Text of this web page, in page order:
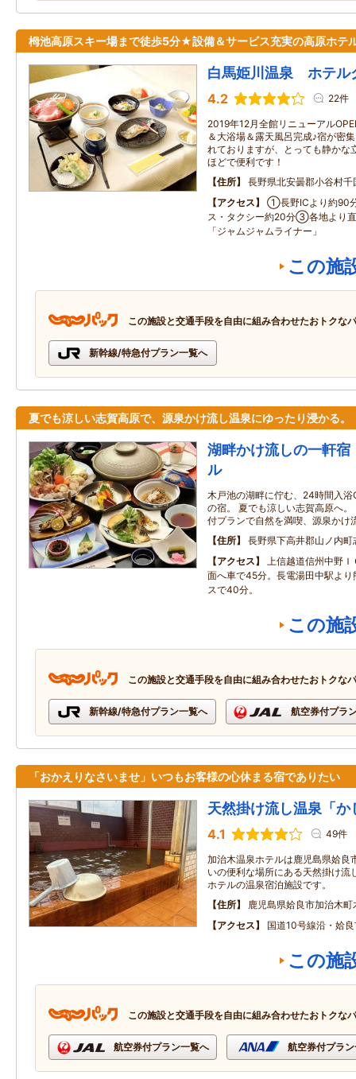
栂池高原スキー場まで徒歩5分★設備＆サービス充実の高原ホテ
白馬姫川温泉 ホテル
4.2 22件
2019年12月全館リニューアル
＆大浴場＆露天風呂完成♪宿が密
れておりますが、とっても静かな
ほどで便利です！
住所
長野県北安曇郡小谷村
アクセス
①長野ICより約90
ス・タクシー約20分③各地より
「ジャムジャムライナー」
この施
この施設と交通手段を自由に組み合わせたおトクな
新幹線/特急付プラン一覧へ
夏でも涼しい志賀高原で、源泉かけ流し温泉にゆったり浸かる。
湖畔かけ流しの一軒
ル
木戸池の湖畔に佇む、24時間入
の宿。 夏でも涼しい志賀高原へ
付プランで自然を満喫、源泉かけ
住所
長野県下高井郡山ノ内
アクセス
上信越道信州中野
面へ車で45分。長電湯田中駅より
スで40分。
この施
この施設と交通手段を自由に組み合わせたおトクな
新幹線/特急付プラン一覧へ 航空券付プラ
「おかえりなさいませ」いつもお客様の心休まる宿でありたい
天然掛け流し温泉「
4.1 49件
加治木温泉ホテルは鹿児島県姶良
いの便利な場所にある天然掛け流
ホテルの温泉宿泊施設です。
住所
鹿児島県姶良市加治木
アクセス
国道10号線沿・姶
この施
この施設と交通手段を自由に組み合わせたおトクな
航空券付プラン一覧へ 航空券付プラ